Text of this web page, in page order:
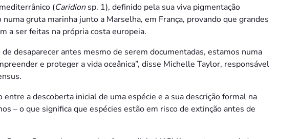
(Caridionsp. 1), definido pela sua viva pigmentação
gruta marinha junto a Marselha, em França, provando que grandes
a ser feitas na própria costa europeia.
desaparecer antes mesmo de serem documentadas, estamos numa
e proteger a vida oceânica”, disse Michelle Taylor, responsável
a descoberta inicial de uma espécie e a sua descrição formal na
– o que significa que espécies estão em risco de extinção antes de